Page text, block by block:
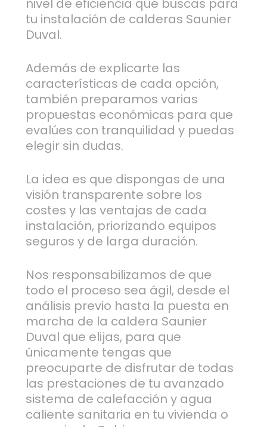
nivel de eficiencia que buscas para
tu instalación de calderas Saunier
Duval.
Además de explicarte las
características de cada opción,
también preparamos varias
propuestas económicas para que
evalúes con tranquilidad y puedas
elegir sin dudas.
La idea es que dispongas de una
visión transparente sobre los
costes y las ventajas de cada
instalación, priorizando equipos
seguros y de larga duración.
Nos responsabilizamos de que
todo el proceso sea ágil, desde el
análisis previo hasta la puesta en
marcha de la caldera Saunier
Duval que elijas, para que
únicamente tengas que
preocuparte de disfrutar de todas
las prestaciones de tu avanzado
sistema de calefacción y agua
caliente sanitaria en tu vivienda o